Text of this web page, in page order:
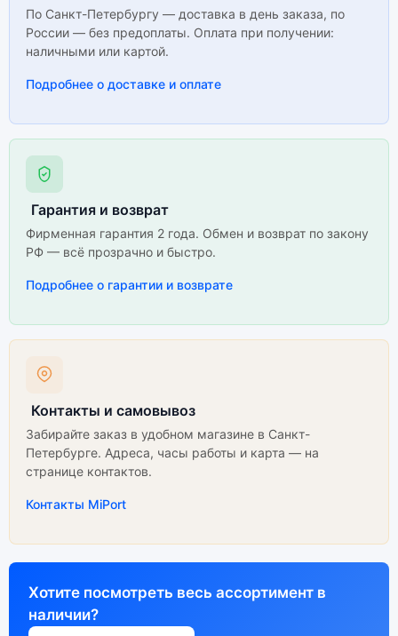
По Санкт-Петербургу — доставка в день заказа, по
России — без предоплаты. Оплата при получении:
наличными или картой.
Подробнее о доставке и оплате
Гарантия и возврат
Фирменная гарантия 2 года. Обмен и возврат по закону
РФ — всё прозрачно и быстро.
Подробнее о гарантии и возврате
Контакты и самовывоз
Забирайте заказ в удобном магазине в Санкт-
Петербурге. Адреса, часы работы и карта — на
странице контактов.
Контакты MiPort
Хотите посмотреть весь ассортимент в
наличии?